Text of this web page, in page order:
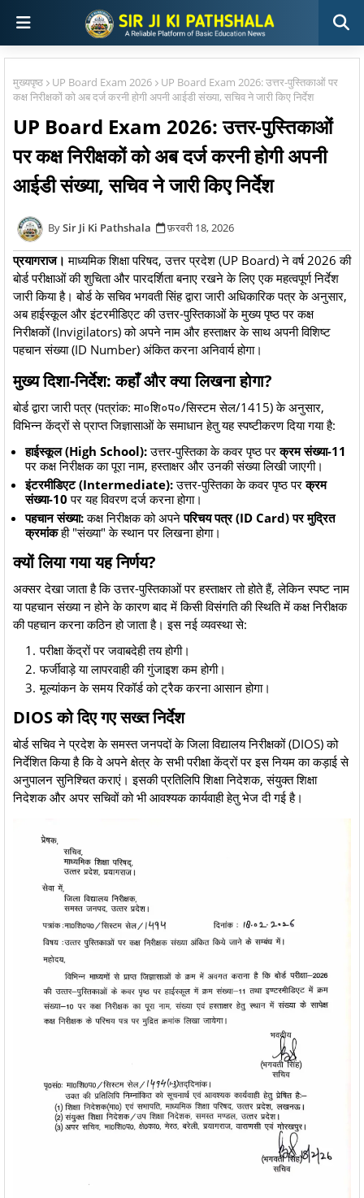
मुख्यपृष्ठ UP Board Exam 2026
UP Board Exam 2026: उत्तर-पुस्तिकाओं पर
कक्ष निरीक्षकों को अब दर्ज करनी होगी अपनी आईडी संख्या, सचिव ने जारी किए निर्देश
UP Board Exam 2026: उत्तर-पुस्तिकाओं
पर कक्ष निरीक्षकों को अब दर्ज करनी होगी अपनी
आईडी संख्या, सचिव ने जारी किए निर्देश
Sir Ji Ki Pathshala फ़रवरी 18, 2026
प्रयागराज। माध्यमिक शिक्षा परिषद, उत्तर प्रदेश (UP Board) ने वर्ष 2026 की
बोर्ड परीक्षाओं की शुचिता और पारदर्शिता बनाए रखने के लिए एक महत्वपूर्ण निर्देश
जारी किया है। बोर्ड के सचिव भगवती सिंह द्वारा जारी अधिकारिक पत्र के अनुसार,
अब हाईस्कूल और इंटरमीडिएट की उत्तर-पुस्तिकाओं के मुख्य पृष्ठ पर कक्ष
निरीक्षकों (Invigilators) को अपने नाम और हस्ताक्षर के साथ अपनी विशिष्ट
पहचान संख्या (ID Number) अंकित करना अनिवार्य होगा।
​मुख्य दिशा-निर्देश: कहाँ और क्या लिखना होगा?
​बोर्ड द्वारा जारी पत्र (पत्रांक: मा०शि०प०/सिस्टम सेल/1415) के अनुसार,
विभिन्न केंद्रों से प्राप्त जिज्ञासाओं के समाधान हेतु यह स्पष्टीकरण दिया गया है:
हाईस्कूल (High School):उत्तर-पुस्तिका के कवर पृष्ठ परक्रम संख्या-11
पर कक्ष निरीक्षक का पूरा नाम, हस्ताक्षर और उनकी संख्या लिखी जाएगी।
इंटरमीडिएट (Intermediate):उत्तर-पुस्तिका के कवर पृष्ठ परक्रम
संख्या-10 पर यह विवरण दर्ज करना होगा।
पहचान संख्या:कक्ष निरीक्षक को अपनेपरिचय पत्र (ID Card) पर मुद्रित
क्रमांकही "संख्या" के स्थान पर लिखना होगा।
​क्यों लिया गया यह निर्णय?
​अक्सर देखा जाता है कि उत्तर-पुस्तिकाओं पर हस्ताक्षर तो होते हैं, लेकिन स्पष्ट नाम
या पहचान संख्या न होने के कारण बाद में किसी विसंगति की स्थिति में कक्ष निरीक्षक
की पहचान करना कठिन हो जाता है। इस नई व्यवस्था से:
​परीक्षा केंद्रों पर जवाबदेही तय होगी।
​फर्जीवाड़े या लापरवाही की गुंजाइश कम होगी।
​मूल्यांकन के समय रिकॉर्ड को ट्रैक करना आसान होगा।
​DIOS को दिए गए सख्त निर्देश
​बोर्ड सचिव ने प्रदेश के समस्त जनपदों के जिला विद्यालय निरीक्षकों (DIOS) को
निर्देशित किया है कि वे अपने क्षेत्र के सभी परीक्षा केंद्रों पर इस नियम का कड़ाई से
अनुपालन सुनिश्चित कराएं। इसकी प्रतिलिपि शिक्षा निदेशक, संयुक्त शिक्षा
निदेशक और अपर सचिवों को भी आवश्यक कार्यवाही हेतु भेज दी गई है।